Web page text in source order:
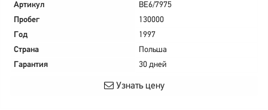
Артикул
BE6/7975
Пробег
130000
Год
1997
Страна
Польша
Гарантия
30 дней
Узнать цену